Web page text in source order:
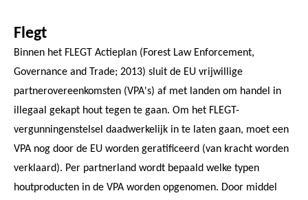
Flegt
Binnen het FLEGT Actieplan (Forest Law Enforcement,
Governance and Trade; 2013) sluit de EU vrijwillige
partnerovereenkomsten (VPA's) af met landen om handel in
illegaal gekapt hout tegen te gaan. Om het FLEGT-
vergunningenstelsel daadwerkelijk in te laten gaan, moet een
VPA nog door de EU worden geratificeerd (van kracht worden
verklaard). Per partnerland wordt bepaald welke typen
houtproducten in de VPA worden opgenomen. Door middel